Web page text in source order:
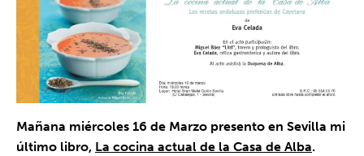
Mañana miércoles 16 de Marzo presento en Sevilla mi
último libro, La cocina actual de la Casa de Alba.